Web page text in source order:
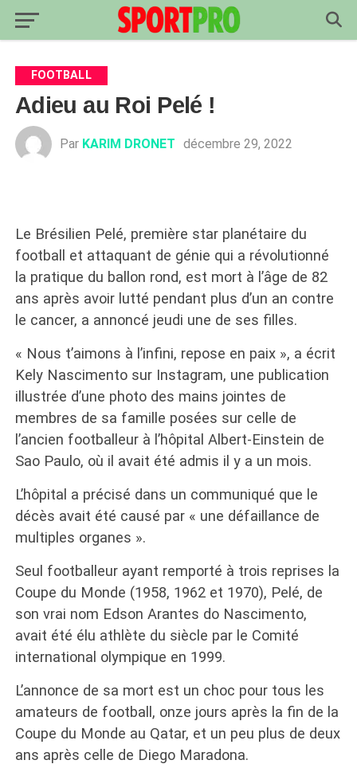
FOOTBALL
Adieu au Roi Pelé !
Par KARIM DRONET décembre 29, 2022
Le Brésilien Pelé, première star planétaire du
football et attaquant de génie qui a révolutionné
la pratique du ballon rond, est mort à l’âge de 82
ans après avoir lutté pendant plus d’un an contre
le cancer, a annoncé jeudi une de ses filles.
« Nous t’aimons à l’infini, repose en paix », a écrit
Kely Nascimento sur Instagram, une publication
illustrée d’une photo des mains jointes de
membres de sa famille posées sur celle de
l’ancien footballeur à l’hôpital Albert-Einstein de
Sao Paulo, où il avait été admis il y a un mois.
L’hôpital a précisé dans un communiqué que le
décès avait été causé par « une défaillance de
multiples organes ».
Seul footballeur ayant remporté à trois reprises la
Coupe du Monde (1958, 1962 et 1970), Pelé, de
son vrai nom Edson Arantes do Nascimento,
avait été élu athlète du siècle par le Comité
international olympique en 1999.
L’annonce de sa mort est un choc pour tous les
amateurs de football, onze jours après la fin de la
Coupe du Monde au Qatar, et un peu plus de deux
ans après celle de Diego Maradona.